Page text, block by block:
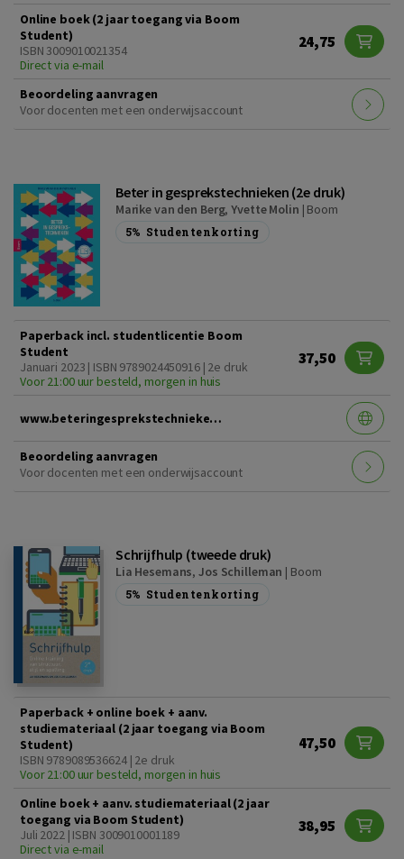
Online boek (2 jaar toegang via Boom
Student)
ISBN 3009010021354
Direct via e-mail
24,75
Beoordeling aanvragen
Voor docenten met een onderwijsaccount
Beter in gesprekstechnieken (2e druk)
Marike van den Berg,Yvette Molin | Boom
5% Studentenkorting
Paperback incl. studentlicentie Boom
Student
Januari 2023 | ISBN 9789024450916 | 2e druk
Voor 21:00 uur besteld, morgen in huis
37,50
www.beteringesprekstechnieken2edruk.nl
Beoordeling aanvragen
Voor docenten met een onderwijsaccount
Schrijfhulp (tweede druk)
Lia Hesemans,Jos Schilleman | Boom
5% Studentenkorting
Paperback + online boek + aanv.
studiemateriaal (2 jaar toegang via Boom
Student)
ISBN 9789089536624 | 2e druk
Voor 21:00 uur besteld, morgen in huis
47,50
Online boek + aanv. studiemateriaal (2 jaar
toegang via Boom Student)
Juli 2022 | ISBN 3009010001189
Direct via e-mail
38,95